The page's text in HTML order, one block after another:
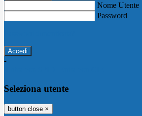
Nome Utente
Password
-
Seleziona utente
button close ×